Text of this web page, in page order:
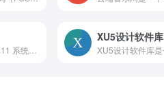
XU5设计软件库